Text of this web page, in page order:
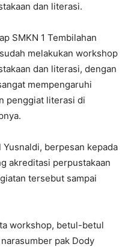
dan literasi.
SMKN 1 Tembilahan
melakukan workshop
dan literasi, dengan
mempengaruhi
penggiat literasi di
Yusnaldi, berpesan kepada
akreditasi perpustakaan
tersebut sampai
workshop, betul-betul
pak Dody